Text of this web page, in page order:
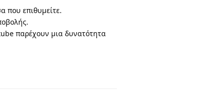
που επιθυμείτε.
παρέχουν μια δυνατότητα